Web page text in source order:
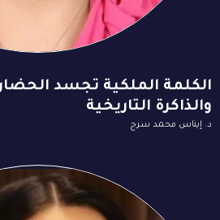
الكلمة الملكية تجسد
والذاكرة التاريخية
د. إيناس محمد سرج